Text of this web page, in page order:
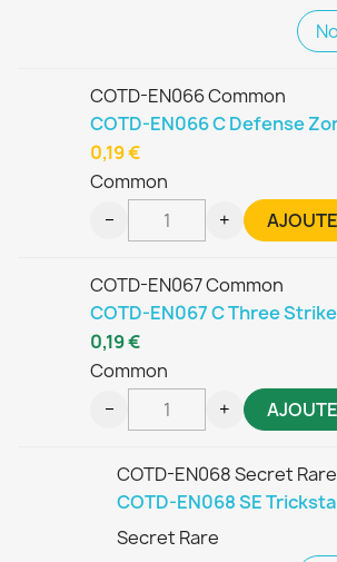
COTD-EN066 Common
COTD-EN066 C Defense
Common
0,19 €
− +
COTD-EN067 Common
COTD-EN067 C Three
Common
0,19 €
− +
COTD-EN068 Secret Rare
COTD-EN068 SE
Secret Rare